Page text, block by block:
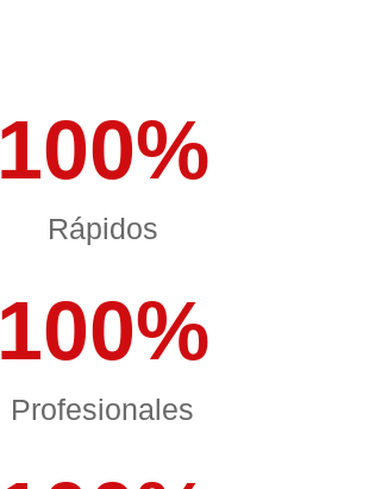
Rápidos
100%
Profesionales
100%